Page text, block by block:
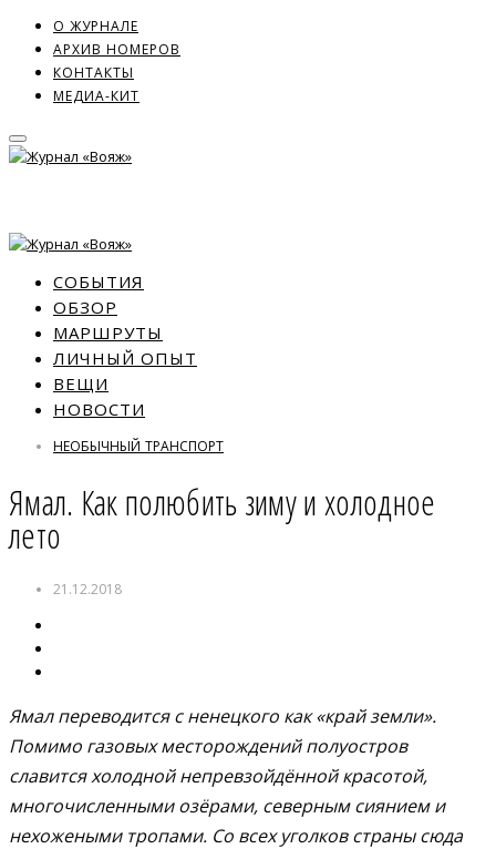
О ЖУРНАЛЕ
АРХИВ НОМЕРОВ
КОНТАКТЫ
МЕДИА-КИТ
СОБЫТИЯ
ОБЗОР
МАРШРУТЫ
ЛИЧНЫЙ ОПЫТ
ВЕЩИ
НОВОСТИ
НЕОБЫЧНЫЙ ТРАНСПОРТ
Ямал. Как полюбить зиму и холодное
лето
21.12.2018
Ямал переводится с ненецкого как «край земли».
Помимо газовых месторождений полуостров
славится холодной непревзойдённой красотой,
многочисленными озёрами, северным сиянием и
нехожеными тропами. Со всех уголков страны сюда